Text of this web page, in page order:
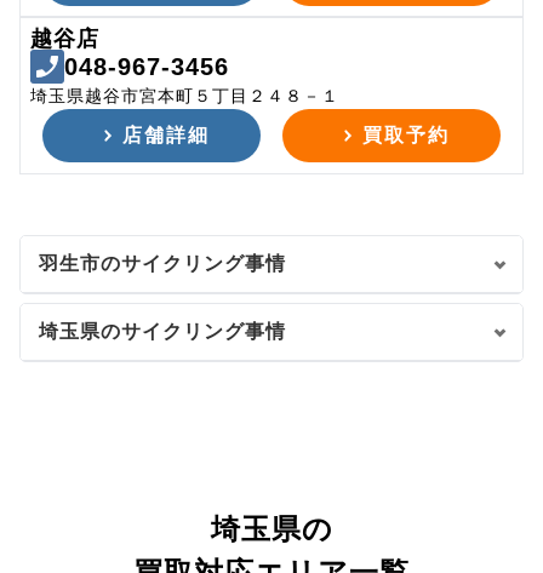
越谷店
048-967-3456
埼玉県越谷市宮本町５丁目２４８－１
店舗詳細 買取予約
羽生市のサイクリング事情
埼玉県のサイクリング事情
埼玉県の